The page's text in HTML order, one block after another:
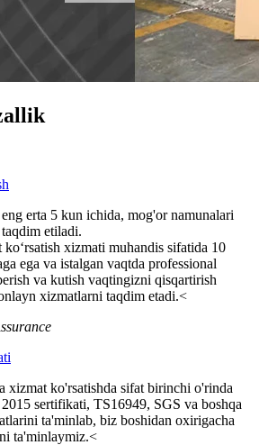
erta 5 kun ichida, mog'or namunalari
etiladi.
xizmati muhandis sifatida 10
ega va istalgan vaqtda professional
va kutish vaqtingizni qisqartirish
xizmatlarni taqdim etadi.<
xizmat ko'rsatishda sifat birinchi o'rinda
sertifikati, TS16949, SGS va boshqa
ta'minlab, biz boshidan oxirigacha
ta'minlaymiz.<